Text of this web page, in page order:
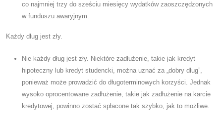
co najmniej trzy do sześciu miesięcy wydatków zaoszczędzonych
w funduszu awaryjnym.
Każdy dług jest zły.
Nie każdy dług jest zły. Niektóre zadłużenie, takie jak kredyt
hipoteczny lub kredyt studencki, można uznać za „dobry dług”,
ponieważ może prowadzić do długoterminowych korzyści. Jednak
wysoko oprocentowane zadłużenie, takie jak zadłużenie na karcie
kredytowej, powinno zostać spłacone tak szybko, jak to możliwe.